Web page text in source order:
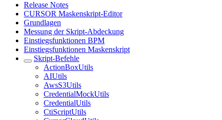
Release Notes
CURSOR Maskenskript-Editor
Grundlagen
Messung der Skript-Abdeckung
Einstiegsfunktionen BPM
Einstiegsfunktionen Maskenskript
Skript-Befehle
ActionBoxUtils
AIUtils
AwsS3Utils
CredentialMockUtils
CredentialUtils
CtiScriptUtils